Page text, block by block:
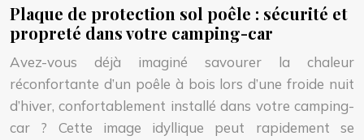
Plaque de protection sol poêle : sécurité et
propreté dans votre camping-car
Avez-vous déjà imaginé savourer la chaleur
réconfortante d’un poêle à bois lors d’une froide nuit
d’hiver, confortablement installé dans votre camping-
car ? Cette image idyllique peut rapidement se